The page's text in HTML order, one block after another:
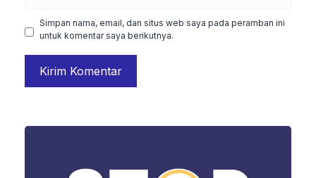
Simpan nama, email, dan situs web saya pada peramban ini
untuk komentar saya berikutnya.